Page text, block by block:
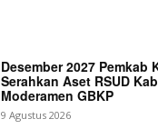
Desember 2027 Pemkab
Serahkan Aset RSUD
Moderamen GBKP
9 Agustus 2026